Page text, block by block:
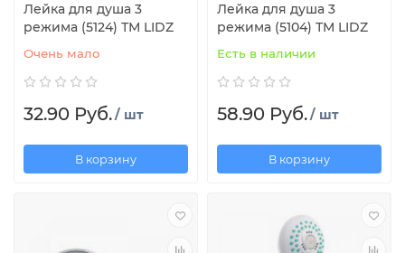
Лейка для душа 3
режима (5124) ТМ LIDZ
Очень мало
32.90 Руб./ шт
В корзину
Лейка для душа 3
режима (5104) ТМ LIDZ
Есть в наличии
58.90 Руб./ шт
В корзину